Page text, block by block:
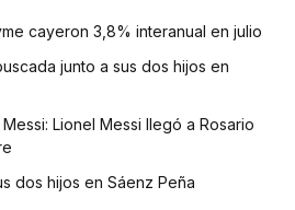
cayeron 3,8% interanual en julio
junto a sus dos hijos en
Lionel Messi llegó a Rosario
dos hijos en Sáenz Peña